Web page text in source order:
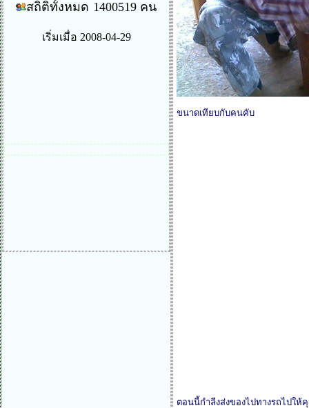
สถิติทั้งหมด 1400519 คน
เริ่มเมื่อ 2008-04-29
ขนาดเทียบกับคนคับ
ตอนนี้กำลีงส่งของไปทางรถไปให้